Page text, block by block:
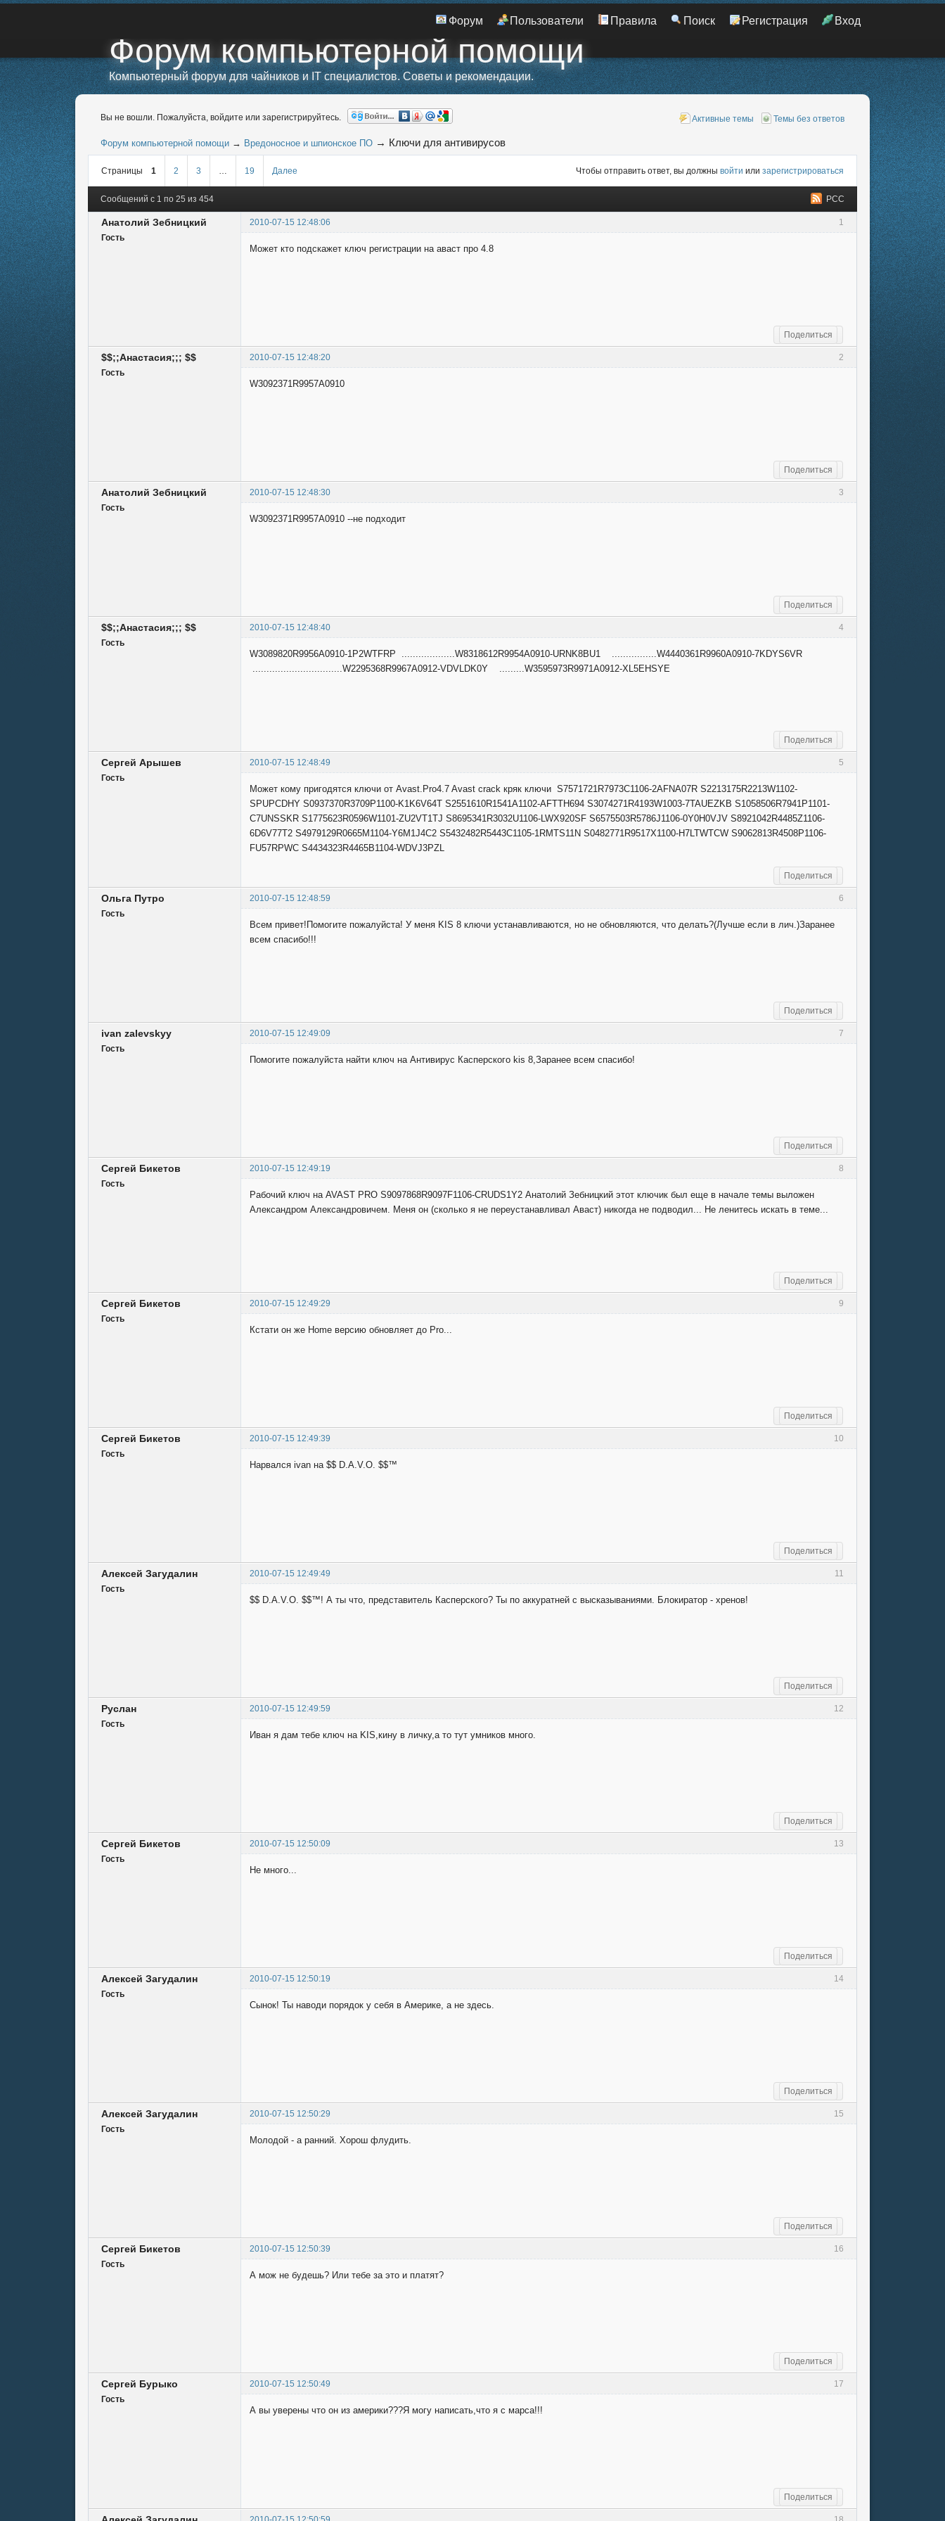
Форум Пользователи Правила Поиск Регистрация Вход
Форум компьютерной помощи
Компьютерный форум для чайников и IT специалистов. Советы и рекомендации.
Вы не вошли. Пожалуйста, войдите или зарегистрируйтесь. Активные темы Темы без ответов
Форум компьютерной помощи → Вредоносное и шпионское ПО → Ключи для антивирусов
Страницы 1 2 3 19 Далее Чтобы отправить ответ, вы должны войти или зарегистрироваться
РСС
Сообщений с 1 по 25 из 454
1
Анатолий Зебницкий
2010-07-15 12:48:06
Гость
Может кто подскажет ключ регистрации на аваст про 4.8
Поделиться
2
$$;;Анастасия;;; $$
2010-07-15 12:48:20
Гость
W3092371R9957A0910
Поделиться
3
Анатолий Зебницкий
2010-07-15 12:48:30
Гость
W3092371R9957A0910 --не подходит
Поделиться
4
$$;;Анастасия;;; $$
2010-07-15 12:48:40
Гость
W3089820R9956A0910-1P2WTFRP ...................W8318612R9954A0910-URNK8BU1 ................W4440361R9960A0910-7KDYS6VR
................................W2295368R9967A0912-VDVLDK0Y .........W3595973R9971A0912-XL5EHSYE
Поделиться
5
Сергей Арышев
2010-07-15 12:48:49
Гость
Может кому пригодятся ключи от Avast.Pro4.7 Avast crack кряк ключи S7571721R7973C1106-2AFNA07R S2213175R2213W1102-
SPUPCDHY S0937370R3709P1100-K1K6V64T S2551610R1541A1102-AFTTH694 S3074271R4193W1003-7TAUEZKB S1058506R7941P1101-
C7UNSSKR S1775623R0596W1101-ZU2VT1TJ S8695341R3032U1106-LWX920SF S6575503R5786J1106-0Y0H0VJV S8921042R4485Z1106-
6D6V77T2 S4979129R0665M1104-Y6M1J4C2 S5432482R5443C1105-1RMTS11N S0482771R9517X1100-H7LTWTCW S9062813R4508P1106-
FU57RPWC S4434323R4465B1104-WDVJ3PZL
Поделиться
6
Ольга Путро
2010-07-15 12:48:59
Гость
Всем привет!Помогите пожалуйста! У меня KIS 8 ключи устанавливаются, но не обновляются, что делать?(Лучше если в лич.)Заранее
всем спасибо!!!
Поделиться
7
ivan zalevskyy
2010-07-15 12:49:09
Гость
Помогите пожалуйста найти ключ на Антивирус Касперского kis 8,Заранее всем спасибо!
Поделиться
8
Сергей Бикетов
2010-07-15 12:49:19
Гость
Рабочий ключ на AVAST PRO S9097868R9097F1106-CRUDS1Y2 Анатолий Зебницкий этот ключик был еще в начале темы выложен
Александром Александровичем. Меня он (сколько я не переустанавливал Аваст) никогда не подводил... Не ленитесь искать в теме...
Поделиться
9
Сергей Бикетов
2010-07-15 12:49:29
Гость
Кстати он же Home версию обновляет до Pro...
Поделиться
10
Сергей Бикетов
2010-07-15 12:49:39
Гость
Нарвался ivan на $$ D.A.V.O. $$™
Поделиться
11
Алексей Загудалин
2010-07-15 12:49:49
Гость
$$ D.A.V.O. $$™! А ты что, представитель Касперского? Ты по аккуратней с высказываниями. Блокиратор - хренов!
Поделиться
12
Руслан
2010-07-15 12:49:59
Гость
Иван я дам тебе ключ на KIS,кину в личку,а то тут умников много.
Поделиться
13
Сергей Бикетов
2010-07-15 12:50:09
Гость
Не много...
Поделиться
14
Алексей Загудалин
2010-07-15 12:50:19
Гость
Сынок! Ты наводи порядок у себя в Америке, а не здесь.
Поделиться
15
Алексей Загудалин
2010-07-15 12:50:29
Гость
Молодой - а ранний. Хорош флудить.
Поделиться
16
Сергей Бикетов
2010-07-15 12:50:39
Гость
А мож не будешь? Или тебе за это и платят?
Поделиться
17
Сергей Бурыко
2010-07-15 12:50:49
Гость
А вы уверены что он из америки???Я могу написать,что я с марса!!!
Поделиться